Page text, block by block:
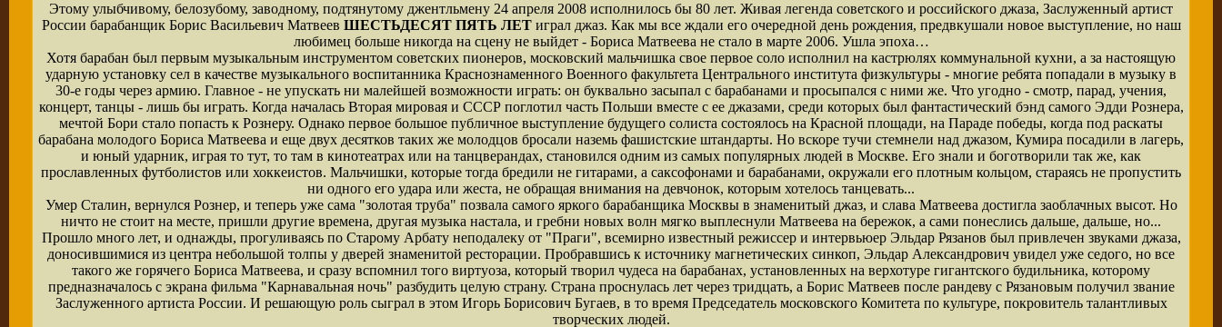
Этому улыбчивому, белозубому, заводному, подтянутому джентльмену 24 апреля 2008 исполнилось бы 80 лет. Живая легенда советского и российского джаза, Заслуженный артист
России барабанщик Борис Васильевич Матвеев ШЕСТЬДЕСЯТ ПЯТЬ ЛЕТиграл джаз. Как мы все ждали его очередной день рождения, предвкушали новое выступление, но наш
любимец больше никогда на сцену не выйдет - Бориса Матвеева не стало в марте 2006. Ушла эпоха…
Хотя барабан был первым музыкальным инструментом советских пионеров, московский мальчишка свое первое соло исполнил на кастрюлях коммунальной кухни, а за настоящую
ударную установку сел в качестве музыкального воспитанника Краснознаменного Военного факультета Центрального института физкультуры - многие ребята попадали в музыку в
30-е годы через армию. Главное - не упускать ни малейшей возможности играть: он буквально засыпал с барабанами и просыпался с ними же. Что угодно - смотр, парад, учения,
концерт, танцы - лишь бы играть. Когда началась Вторая мировая и СССР поглотил часть Польши вместе с ее джазами, среди которых был фантастический бэнд самого Эдди Рознера,
мечтой Бори стало попасть к Рознеру. Однако первое большое публичное выступление будущего солиста состоялось на Красной площади, на Параде победы, когда под раскаты
барабана молодого Бориса Матвеева и еще двух десятков таких же молодцов бросали наземь фашистские штандарты. Но вскоре тучи стемнели над джазом, Кумира посадили в лагерь,
и юный ударник, играя то тут, то там в кинотеатрах или на танцверандах, становился одним из самых популярных людей в Москве. Его знали и боготворили так же, как
прославленных футболистов или хоккеистов. Мальчишки, которые тогда бредили не гитарами, а саксофонами и барабанами, окружали его плотным кольцом, стараясь не пропустить
ни одного его удара или жеста, не обращая внимания на девчонок, которым хотелось танцевать...
Умер Сталин, вернулся Рознер, и теперь уже сама "золотая труба" позвала самого яркого барабанщика Москвы в знаменитый джаз, и слава Матвеева достигла заоблачных высот. Но
ничто не стоит на месте, пришли другие времена, другая музыка настала, и гребни новых волн мягко выплеснули Матвеева на бережок, а сами понеслись дальше, дальше, но...
Прошло много лет, и однажды, прогуливаясь по Старому Арбату неподалеку от "Праги", всемирно известный режиссер и интервьюер Эльдар Рязанов был привлечен звуками джаза,
доносившимися из центра небольшой толпы у дверей знаменитой ресторации. Пробравшись к источнику магнетических синкоп, Эльдар Александрович увидел уже седого, но все
такого же горячего Бориса Матвеева, и сразу вспомнил того виртуоза, который творил чудеса на барабанах, установленных на верхотуре гигантского будильника, которому
предназначалось с экрана фильма "Карнавальная ночь" разбудить целую страну. Страна проснулась лет через тридцать, а Борис Матвеев после рандеву с Рязановым получил звание
Заслуженного артиста России. И решающую роль сыграл в этом Игорь Борисович Бугаев, в то время Председатель московского Комитета по культуре, покровитель талантливых
творческих людей.